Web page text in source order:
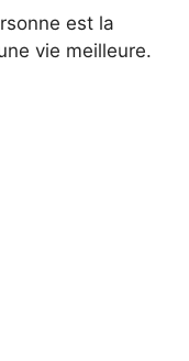
est la
vie meilleure.